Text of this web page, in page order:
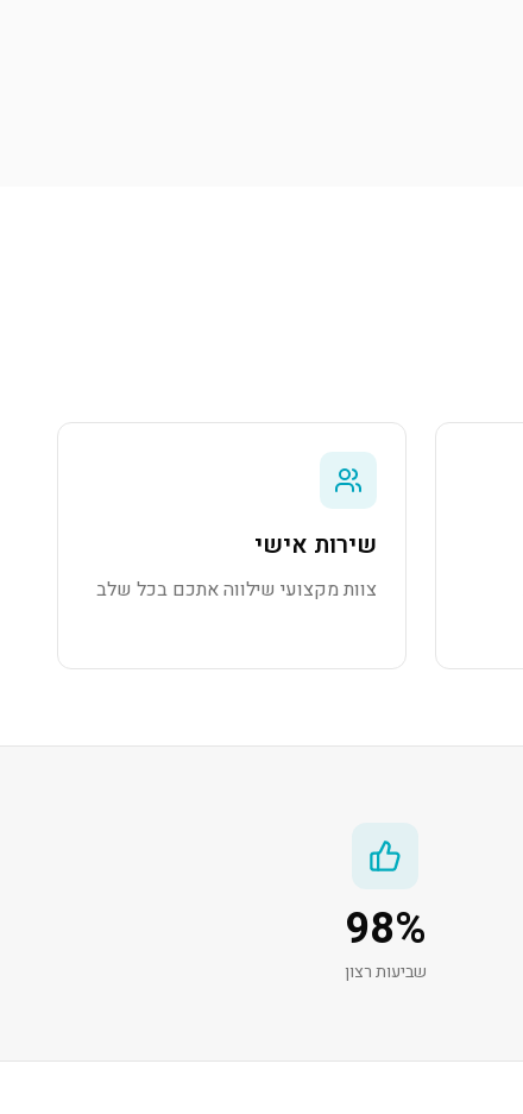
שירות אישי
צוות מקצועי שילווה אתכם בכל שלב
98%
שביעות רצון